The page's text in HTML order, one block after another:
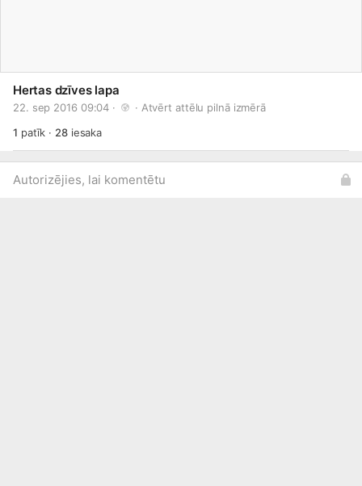
Hertas dzīves lapa
22. sep 2016 09:04 · · Atvērt attēlu pilnā izmērā
1 patīk · 28iesaka
Autorizējies, lai komentētu